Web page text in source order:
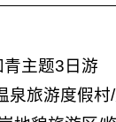
青主题3日游
泉旅游度假村